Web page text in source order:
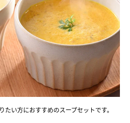
い方におすすめのスープセットです。